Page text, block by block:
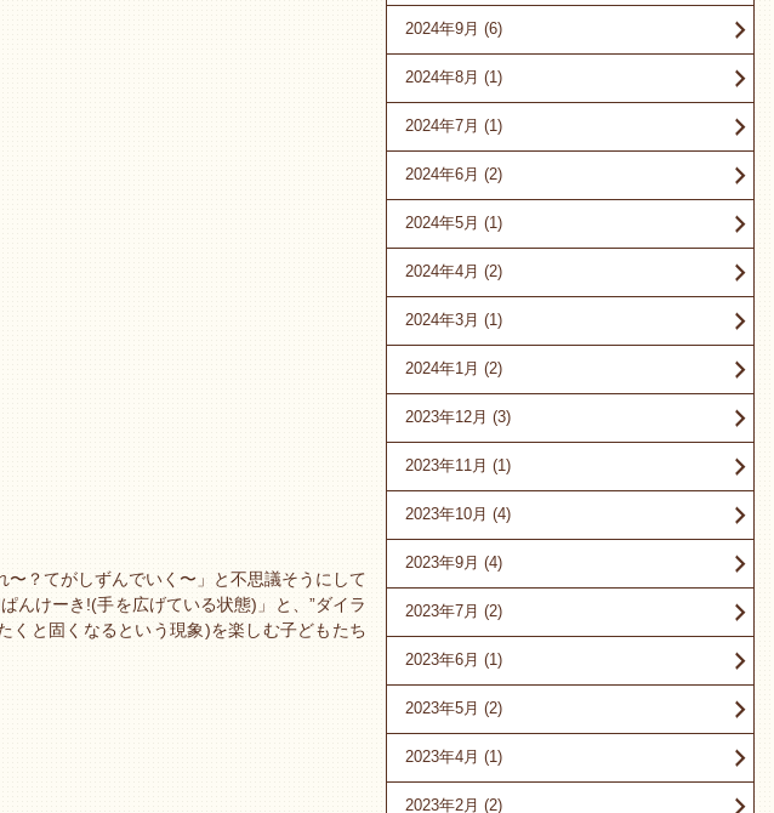
？てがしずんでいく〜」と不思議そうにして
んけーき!(手を広げている状態)」と、”ダイラ
くと固くなるという現象)を楽しむ子どもたち
2024年9月 (6)
2024年8月 (1)
2024年7月 (1)
2024年6月 (2)
2024年5月 (1)
2024年4月 (2)
2024年3月 (1)
2024年1月 (2)
2023年12月 (3)
2023年11月 (1)
2023年10月 (4)
2023年9月 (4)
2023年7月 (2)
2023年6月 (1)
2023年5月 (2)
2023年4月 (1)
2023年2月 (2)